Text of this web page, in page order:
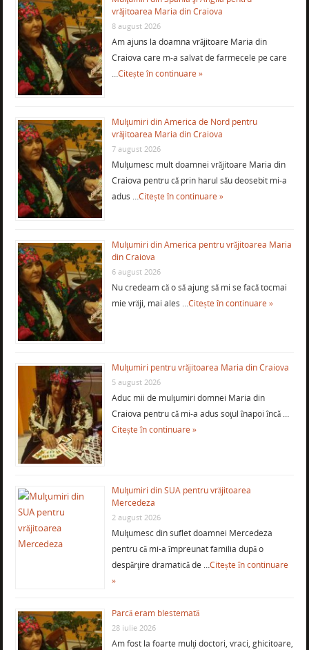
vrăjitoarea Maria din Craiova
8 august 2026
Am ajuns la doamna vrăjitoare Maria din
Craiova care m-a salvat de farmecele pe care
…Citește în continuare »
Mulţumiri din America de Nord pentru
vrăjitoarea Maria din Craiova
7 august 2026
Mulţumesc mult doamnei vrăjitoare Maria din
Craiova pentru că prin harul său deosebit mi-a
adus …Citește în continuare »
Mulţumiri din America pentru vrăjitoarea Maria
din Craiova
6 august 2026
Nu credeam că o să ajung să mi se facă tocmai
mie vrăji, mai ales …Citește în continuare »
Mulţumiri pentru vrăjitoarea Maria din Craiova
5 august 2026
Aduc mii de mulţumiri domnei Maria din
Craiova pentru că mi-a adus soţul înapoi încă …
Citește în continuare »
Mulţumiri din SUA pentru vrăjitoarea
Mercedeza
2 august 2026
Mulţumesc din suflet doamnei Mercedeza
pentru că mi-a împreunat familia după o
despărţire dramatică de …Citește în continuare
»
Parcă eram blestemată
28 iulie 2026
Am fost la foarte mulţi doctori, vraci, ghicitoare,